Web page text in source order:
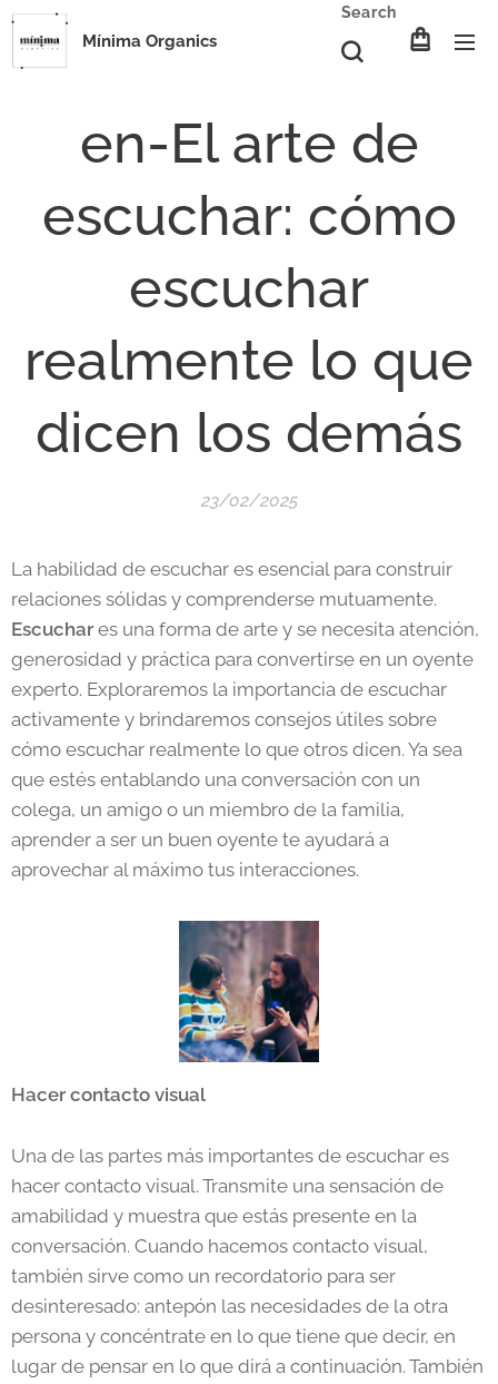
Mínima Organics
Search
en-El arte de
escuchar: cómo
escuchar
realmente lo que
dicen los demás
23/02/2025
La habilidad de escuchar es esencial para construir
relaciones sólidas y comprenderse mutuamente.
Escuchar es una forma de arte y se necesita atención,
generosidad y práctica para convertirse en un oyente
experto. Exploraremos la importancia de escuchar
activamente y brindaremos consejos útiles sobre
cómo escuchar realmente lo que otros dicen. Ya sea
que estés entablando una conversación con un
colega, un amigo o un miembro de la familia,
aprender a ser un buen oyente te ayudará a
aprovechar al máximo tus interacciones.
Hacer contacto visual
Una de las partes más importantes de escuchar es
hacer contacto visual. Transmite una sensación de
amabilidad y muestra que estás presente en la
conversación. Cuando hacemos contacto visual,
también sirve como un recordatorio para ser
desinteresado: antepón las necesidades de la otra
persona y concéntrate en lo que tiene que decir, en
lugar de pensar en lo que dirá a continuación. También